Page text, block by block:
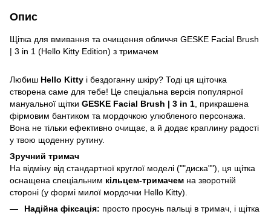
Опис
Щітка для вмивання та очищення обличчя GESKE Facial Brush
| 3 in 1 (Hello Kitty Edition) з тримачем
Любиш Hello Kitty і бездоганну шкіру? Тоді ця щіточка
створена саме для тебе! Це спеціальна версія популярної
мануальної щітки GESKE Facial Brush | 3 in 1 , прикрашена
фірмовим бантиком та мордочкою улюбленого персонажа.
Вона не тільки ефективно очищає, а й додає краплину радості
у твою щоденну рутину.
Зручний тримач
На відміну від стандартної круглої моделі (""диска""), ця щітка
оснащена спеціальним кільцем-тримачем на зворотній
стороні (у формі милої мордочки Hello Kitty).
Надійна фіксація: просто просунь пальці в тримач, і щітка